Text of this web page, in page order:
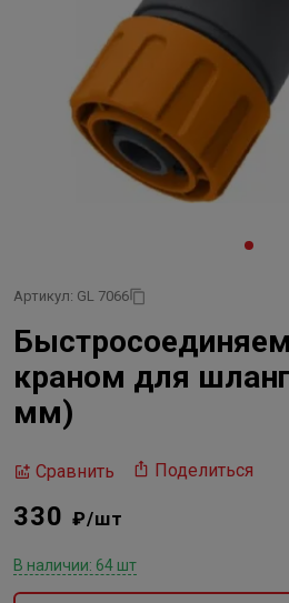
Артикул: GL 7066
краном для
мм)
Сравнить Поделиться
330 ₽/шт
В наличии: 64 шт